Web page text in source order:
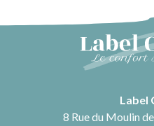
Label
8 Rue du Moulin